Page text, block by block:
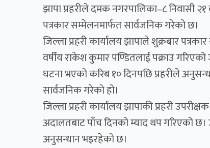
झापा प्रहरीले दमक नगरपालिका–८ निवासी
पत्रकार सम्मेलनमार्फत सार्वजनिक गरेको छ।
जिल्ला प्रहरी कार्यालय झापाले शुक्रबार
वर्षीय राकेश कुमार पण्डितलाई पक्राउ गरिएको
घटना भएको करिब १० दिनपछि प्रहरीले
सार्वजनिक गरेको हो।
जिल्ला प्रहरी कार्यालय झापाकी प्रहरी
अदालतबाट पाँच दिनको म्याद थप गरिएको
अनुसन्धान भइरहेको छ।